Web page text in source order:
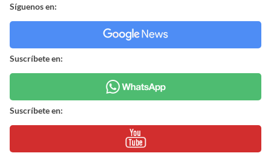
Síguenos en:
Suscríbete en:
Suscríbete en: